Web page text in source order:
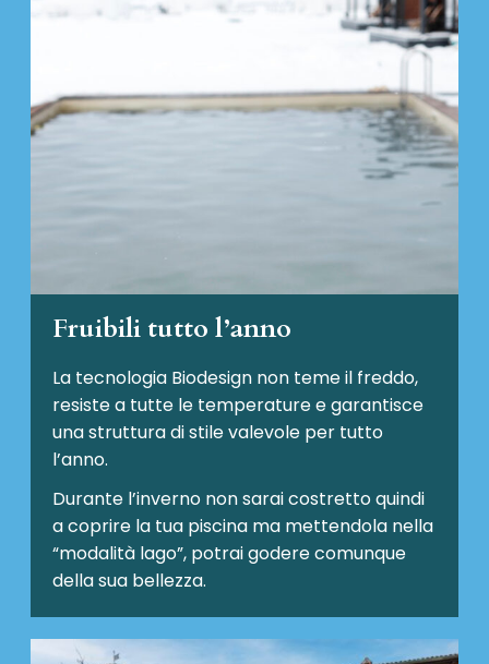
Fruibili tutto l’anno
La tecnologia Biodesign non teme il freddo,
resiste a tutte le temperature e garantisce
una struttura di stile valevole per tutto
l’anno.
Durante l’inverno non sarai costretto quindi
a coprire la tua piscina ma mettendola nella
“modalità lago”, potrai godere comunque
della sua bellezza.